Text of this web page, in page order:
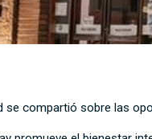
se compartió sobre las